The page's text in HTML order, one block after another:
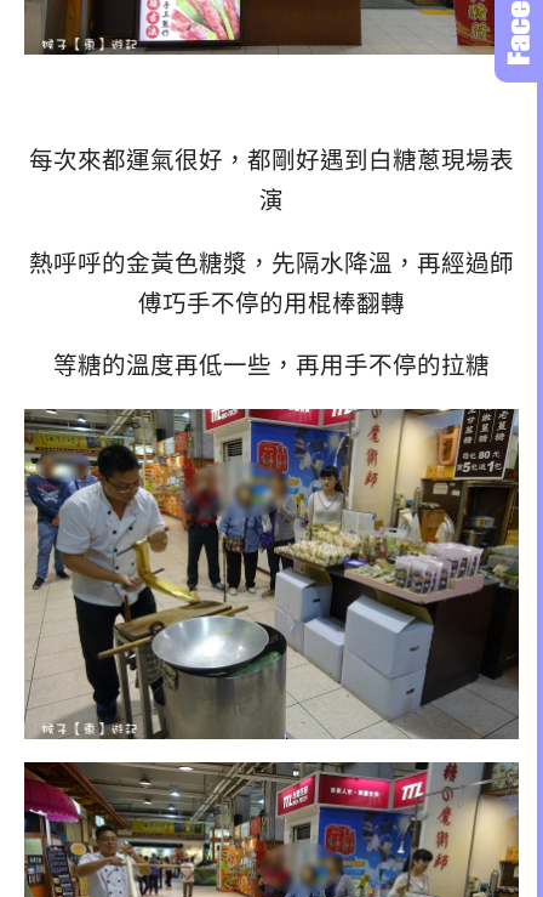
每次來都運氣很好，都剛好遇到白糖蔥現場表
演
熱呼呼的金黃色糖漿，先隔水降溫，再經過師
傅巧手不停的用棍棒翻轉
等糖的溫度再低一些，再用手不停的拉糖